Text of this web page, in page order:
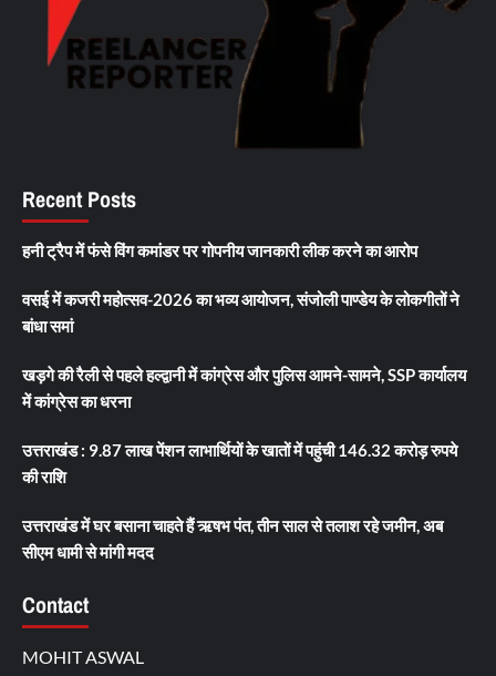
Recent Posts
हनी ट्रैप में फंसे विंग कमांडर पर गोपनीय जानकारी लीक करने का आरोप
वसई में कजरी महोत्सव-2026 का भव्य आयोजन, संजोली पाण्डेय के लोकगीतों ने
बांधा समां
खड़गे की रैली से पहले हल्द्वानी में कांग्रेस और पुलिस आमने-सामने, SSP कार्यालय
में कांग्रेस का धरना
उत्तराखंड : 9.87 लाख पेंशन लाभार्थियों के खातों में पहुंची 146.32 करोड़ रुपये
की राशि
उत्तराखंड में घर बसाना चाहते हैं ऋषभ पंत, तीन साल से तलाश रहे जमीन, अब
सीएम धामी से मांगी मदद
Contact
MOHIT ASWAL